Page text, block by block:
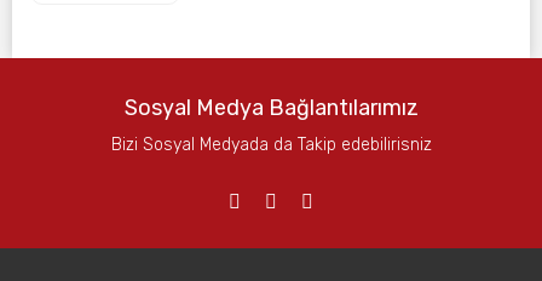
Sosyal Medya Bağlantılarımız
Bizi Sosyal Medyada da Takip edebilirisniz